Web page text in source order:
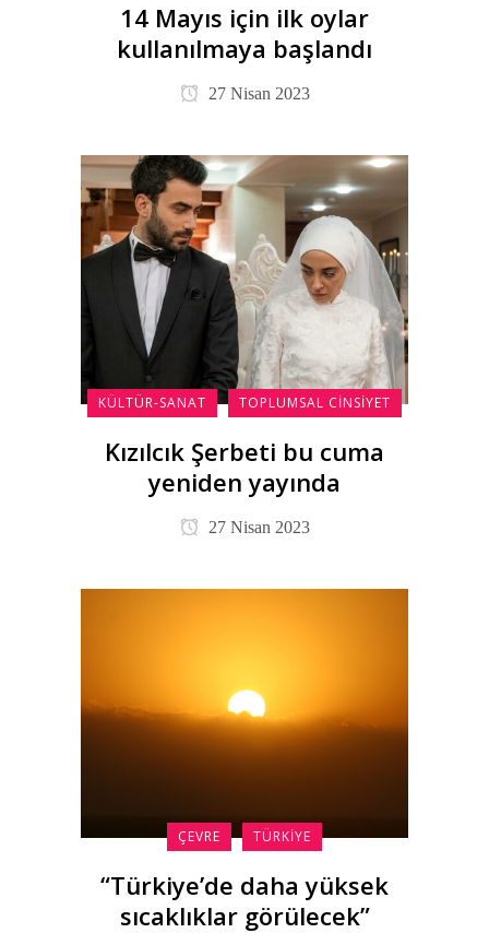
14 Mayıs için ilk oylar
kullanılmaya başlandı
27 Nisan 2023
KÜLTÜR-SANAT TOPLUMSAL CINSIYET
Kızılcık Şerbeti bu cuma
yeniden yayında
27 Nisan 2023
ÇEVRE TÜRKIYE
“Türkiye’de daha yüksek
sıcaklıklar görülecek”